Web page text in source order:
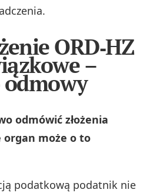
ORD‑HZ
–
odmówić złożenia
organ może o to
podatkową podatnik nie